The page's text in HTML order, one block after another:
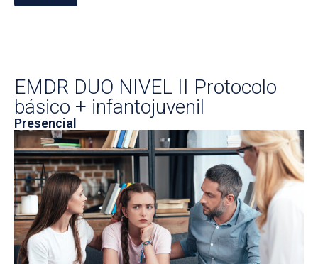
EMDR DUO NIVEL II Protocolo
básico + infantojuvenil
Presencial